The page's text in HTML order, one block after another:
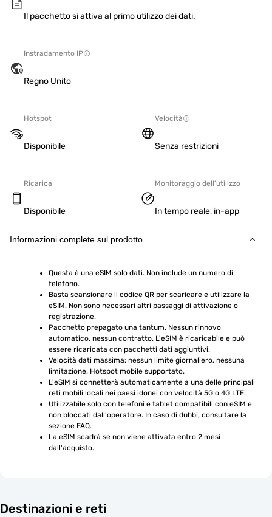
Il pacchetto si attiva al primo utilizzo dei dati.
Instradamento IP
Regno Unito
Hotspot
Disponibile
Velocità
Senza restrizioni
Ricarica
Disponibile
Monitoraggio dell'utilizzo
In tempo reale, in-app
Informazioni complete sul prodotto
Questa è una eSIM solo dati. Non include un numero di
telefono.
Basta scansionare il codice QR per scaricare e utilizzare la
eSIM. Non sono necessari altri passaggi di attivazione o
registrazione.
Pacchetto prepagato una tantum. Nessun rinnovo
automatico, nessun contratto. L'eSIM è ricaricabile e può
essere ricaricata con pacchetti dati aggiuntivi.
Velocità dati massima: nessun limite giornaliero, nessuna
limitazione. Hotspot mobile supportato.
L'eSIM si connetterà automaticamente a una delle principali
reti mobili locali nei paesi idonei con velocità 5G o 4G LTE.
Utilizzabile solo con telefoni e tablet compatibili con eSIM e
non bloccati dall'operatore. In caso di dubbi, consultare la
sezione FAQ.
La eSIM scadrà se non viene attivata entro 2 mesi
dall'acquisto.
Destinazioni e reti